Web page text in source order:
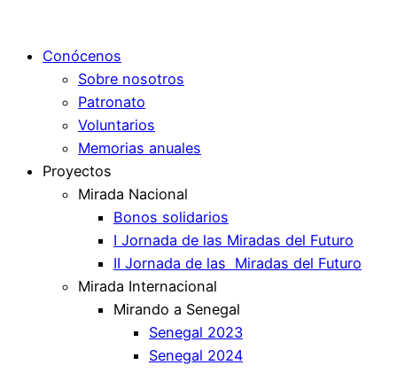
Conócenos
Sobre nosotros
Patronato
Voluntarios
Memorias anuales
Proyectos
Mirada Nacional
Bonos solidarios
I Jornada de las Miradas del Futuro
II Jornada de las Miradas del Futuro
Mirada Internacional
Mirando a Senegal
Senegal 2023
Senegal 2024